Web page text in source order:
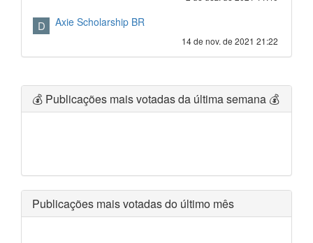
D Axie Scholarship BR
14 de nov. de 2021 21:22
💰 Publicações mais votadas da última semana 💰
Publicações mais votadas do último mês